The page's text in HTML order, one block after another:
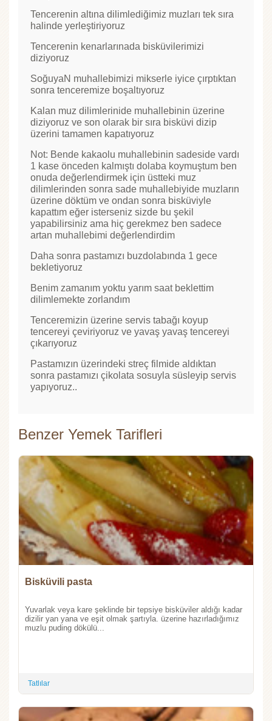
Tencerenin altına dilimlediğimiz muzları tek sıra
halinde yerleştiriyoruz
Tencerenin kenarlarınada bisküvilerimizi
diziyoruz
SoğuyaN muhallebimizi mikserle iyice çırptıktan
sonra tenceremize boşaltıyoruz
Kalan muz dilimlerinide muhallebinin üzerine
diziyoruz ve son olarak bir sıra bisküvi dizip
üzerini tamamen kapatıyoruz
Not: Bende kakaolu muhallebinin sadeside vardı
1 kase önceden kalmıştı dolaba koymuştum ben
onuda değerlendirmek için üstteki muz
dilimlerinden sonra sade muhallebiyide muzların
üzerine döktüm ve ondan sonra bisküviyle
kapattım eğer isterseniz sizde bu şekil
yapabilirsiniz ama hiç gerekmez ben sadece
artan muhallebimi değerlendirdim
Daha sonra pastamızı buzdolabında 1 gece
bekletiyoruz
Benim zamanım yoktu yarım saat beklettim
dilimlemekte zorlandım
Tenceremizin üzerine servis tabağı koyup
tencereyi çeviriyoruz ve yavaş yavaş tencereyi
çıkarıyoruz
Pastamızın üzerindeki streç filmide aldıktan
sonra pastamızı çikolata sosuyla süsleyip servis
yapıyoruz..
Benzer Yemek Tarifleri
Bisküvili pasta
Yuvarlak veya kare şeklinde bir tepsiye bisküviler aldığı kadar
dizilir yan yana ve eşit olmak şartıyla. üzerine hazırladığımız
muzlu puding dökülü...
Tatlılar